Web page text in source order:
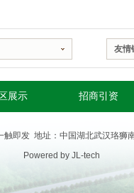
友情
展示 招商引资
即发  地址：中国湖北武汉珞
Powered by JL-tech